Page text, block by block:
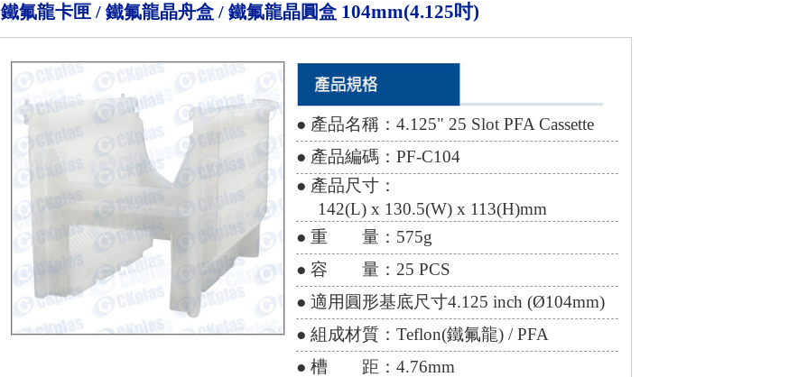
鐵氟龍卡匣 / 鐵氟龍晶舟盒 / 鐵氟龍晶圓盒 104mm(4.125吋)
● 產品名稱：4.125" 25 Slot PFA Cassette
● 產品編碼：PF-C104
● 產品尺寸：
142(L) x 130.5(W) x 113(H)mm
● 重 量：575g
● 容 量：25 PCS
● 適用圓形基底尺寸4.125 inch (Ø104mm)
● 組成材質：Teflon(鐵氟龍) / PFA
● 槽 距：4.76mm